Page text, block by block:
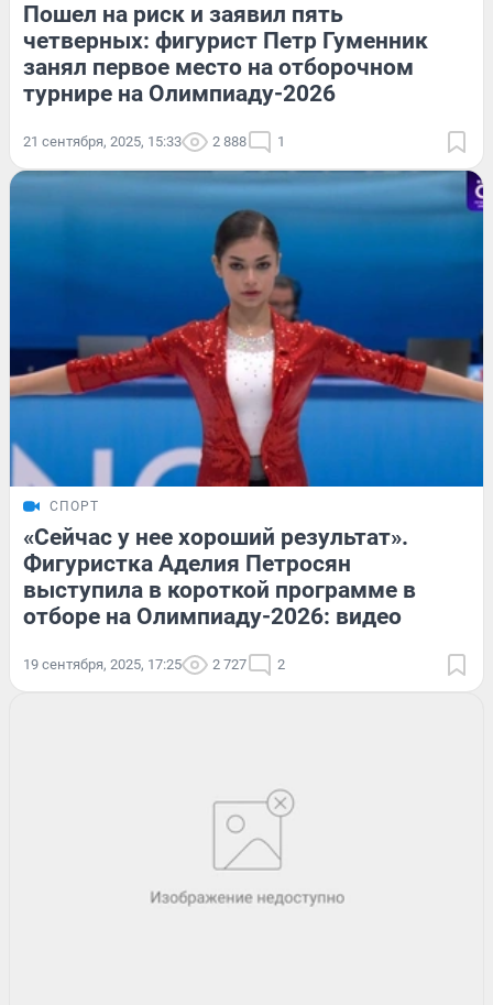
Пошел на риск и заявил пять
четверных: фигурист Петр Гуменник
занял первое место на отборочном
турнире на Олимпиаду-2026
21 сентября, 2025, 15:33 2 888 1
СПОРТ
«Сейчас у нее хороший результат».
Фигуристка Аделия Петросян
выступила в короткой программе в
отборе на Олимпиаду-2026: видео
19 сентября, 2025, 17:25 2 727 2